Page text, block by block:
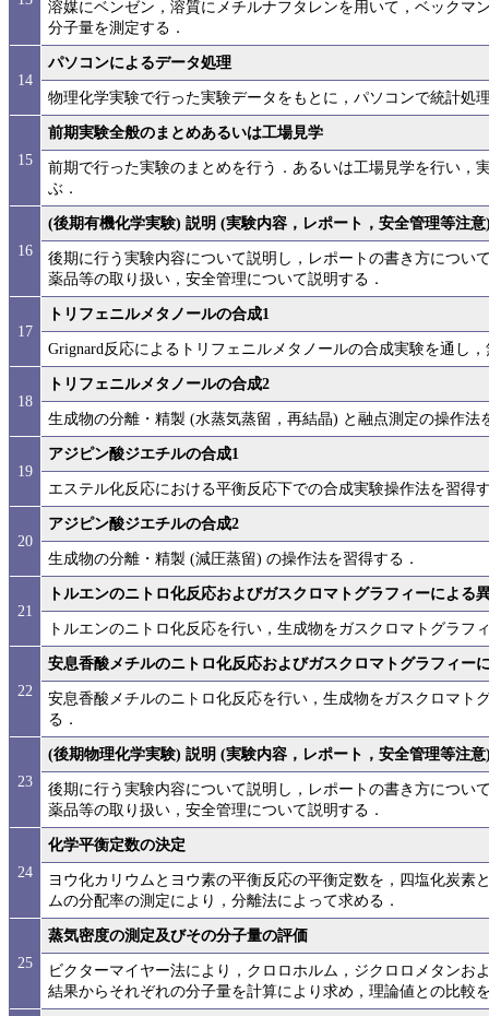
溶媒にベンゼン，溶質にメチルナフタレンを用いて，ベックマ
分子量を測定する．
14
パソコンによるデータ処理
物理化学実験で行った実験データをもとに，パソコンで統計処
15
前期実験全般のまとめあるいは工場見学
前期で行った実験のまとめを行う．あるいは工場見学を行い，
ぶ．
16
(後期有機化学実験) 説明 (実験内容，レポート，安全管理等注意
後期に行う実験内容について説明し，レポートの書き方につい
薬品等の取り扱い，安全管理について説明する．
17
トリフェニルメタノールの合成1
Grignard反応によるトリフェニルメタノールの合成実験を通し
18
トリフェニルメタノールの合成2
生成物の分離・精製 (水蒸気蒸留，再結晶) と融点測定の操作法
19
アジピン酸ジエチルの合成1
エステル化反応における平衡反応下での合成実験操作法を習得
20
アジピン酸ジエチルの合成2
生成物の分離・精製 (減圧蒸留) の操作法を習得する．
21
トルエンのニトロ化反応およびガスクロマトグラフィーによる
トルエンのニトロ化反応を行い，生成物をガスクロマトグラ
22
安息香酸メチルのニトロ化反応およびガスクロマトグラフィー
安息香酸メチルのニトロ化反応を行い，生成物をガスクロマト
る．
23
(後期物理化学実験) 説明 (実験内容，レポート，安全管理等注意
後期に行う実験内容について説明し，レポートの書き方につい
薬品等の取り扱い，安全管理について説明する．
24
化学平衡定数の決定
ヨウ化カリウムとヨウ素の平衡反応の平衡定数を，四塩化炭素
ムの分配率の測定により，分離法によって求める．
25
蒸気密度の測定及びその分子量の評価
ビクターマイヤー法により，クロロホルム，ジクロロメタンお
結果からそれぞれの分子量を計算により求め，理論値との比較